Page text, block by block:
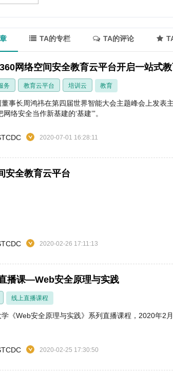
TA的专栏 TA的评论
网络空间安全教育云平台开启一站式
务 教育云平台 培训云 教育
事长周鸿祎在第四届世界智能大会主题峰会上发表
络安全当作新基建的‘基建’”。
2020-07-01 16:28:11
安全教育云平台
2020-02-26 17:11:13
播课—Web安全原理与实践
线上直播课程
《Web安全原理与实践》系列直播课程，2020年2
2020-02-25 17:30:50